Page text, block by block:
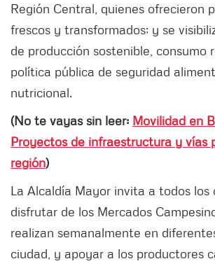
Región Central, quienes ofrecieron
frescos y transformados; y se
de producción sostenible, consumo
política pública de seguridad
nutricional.
(No te vayas sin leer: Movilidad en
Proyectos de infraestructura y vías
región)
La Alcaldía Mayor invita a todos los
disfrutar de los Mercados
realizan semanalmente en
ciudad, y apoyar a los productores